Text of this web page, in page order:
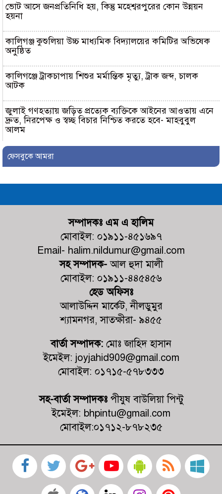
ভোট আসে জনপ্রতিনিধি হয়, কিন্তু মহেশ্বরপুরের কোন উন্নয়ন
হয়না
কালিগঞ্জ কুশুলিয়া উচ্চ মাধ্যমিক বিদ্যালয়ের কমিটির অভিষেক
অনুষ্ঠিত
কালিগঞ্জে ট্রাকচাপায় শিশুর মর্মান্তিক মৃত্যু, ট্রাক জব্দ, চালক
আটক
জুলাই গণহত্যায় জড়িত প্রত্যেক ব্যক্তিকে আইনের আওতায় এনে
দ্রুত, নিরপেক্ষ ও স্বচ্ছ বিচার নিশ্চিত করতে হবে- মাহবুবুল
আলম
গনঅভ্যুত্থান উপলক্ষে র‍্যালি ও আলোচনা
জুলাই গণঅভ্যুত্থানের দ্বিতীয় বর্ষপূর্তি
উপলক্ষে শ্যামনগরে জামায়াতের গণমিছিল
ও বিক্ষোভ সমাবেশ
কালিগঞ্জের ভ্রাম্যমাণ আদালতের অভিযান:
৫টি প্রতিষ্ঠানে জরিমানা
কালিগঞ্জে চেয়ারম্যান পদপ্রার্থী শেখ আলমগীর হোসেনের নিজস্ব
অর্থায়নে খালের ওপর বাঁশের সাঁকো নির্মাণ
কালিগঞ্জে দুর্নীতি প্রতিরোধ বিষয়ক বিতর্ক
প্রতিযোগিতায় চ্যাম্পিয়ন নলতা মাধ্যমিক
বিদ্যালয়
ফেসবুকে আমরা
সম্পাদকঃ এম এ হালিম
মোবাইল: ০১৯১১-৪৫১৬৯৭
Email- halim.nildumur@gmail.com
সহ সম্পাদক-আল হুদা মালী
মোবাইল: ০১৯১১-৪৪৫৪৫৬
হেড অফিসঃ
আলাউদ্দিন মার্কেট, নীলডুমুর
শ্যামনগর, সাতক্ষীরা- ৯৪৫৫
বার্তা সম্পাদক: মোঃ জাহিদ হাসান
ইমেইল: joyjahid909@gmail.com
মোবাইল: ০১৭১৫-৫৭৮৩৩৩
সহ-বার্তা সম্পাদকঃপীযুষ বাউলিয়া পিন্টু
ইমেইল: bhpintu@gmail.com
মোবাইল:০১৭১২-৮৭৮২৩৫